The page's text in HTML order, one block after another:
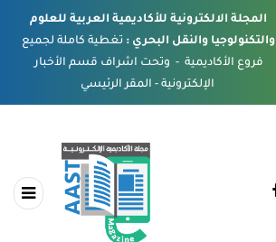
المجلة الالكترونية للأكاديمية العربية للعلوم
والتكنولوجيا والنقل البحري : تغطية كاملة لجميع
فروع الأكاديمية - وتحت اشراف قسم الأخبار